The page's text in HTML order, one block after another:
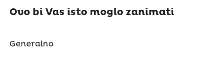
Ovo bi Vas isto moglo zanimati
Generalno